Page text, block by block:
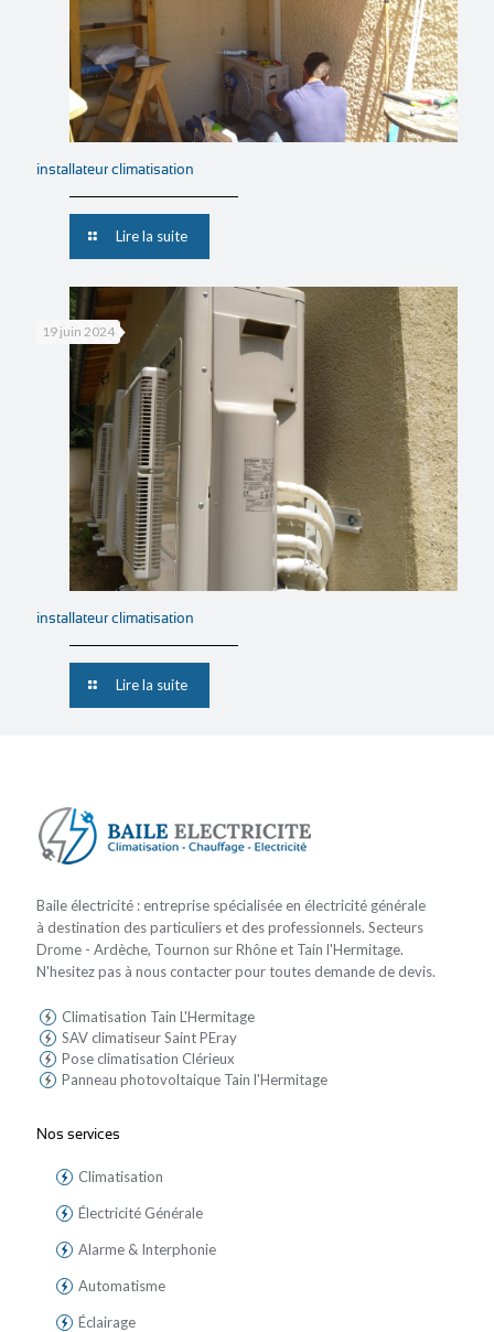
installateur climatisation
Lire la suite
19 juin 2024
installateur climatisation
Lire la suite
Baile électricité : entreprise spécialisée en électricité générale
à destination des particuliers et des professionnels. Secteurs
Drome - Ardèche, Tournon sur Rhône et Tain l'Hermitage.
N'hesitez pas à nous contacter pour toutes demande de devis.
Climatisation Tain L'Hermitage
SAV climatiseur Saint PEray
Pose climatisation Clérieux
Panneau photovoltaique Tain l'Hermitage
Nos services
Climatisation
Électricité Générale
Alarme & Interphonie
Automatisme
Éclairage